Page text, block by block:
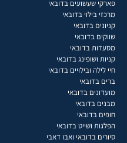
פארקי שעשועים בדובאי
מרכזי בילוי בדובאי
קניונים בדובאי
שווקים בדובאי
מסעדות בדובאי
קניות ושופינג בדובאי
חיי לילה ובילויים בדובאי
ברים בדובאי
מועדונים בדובאי
מבנים בדובאי
חופים בדובאי
הפלגות ושייט בדובאי
סיורים בדובאי ואבו דאבי